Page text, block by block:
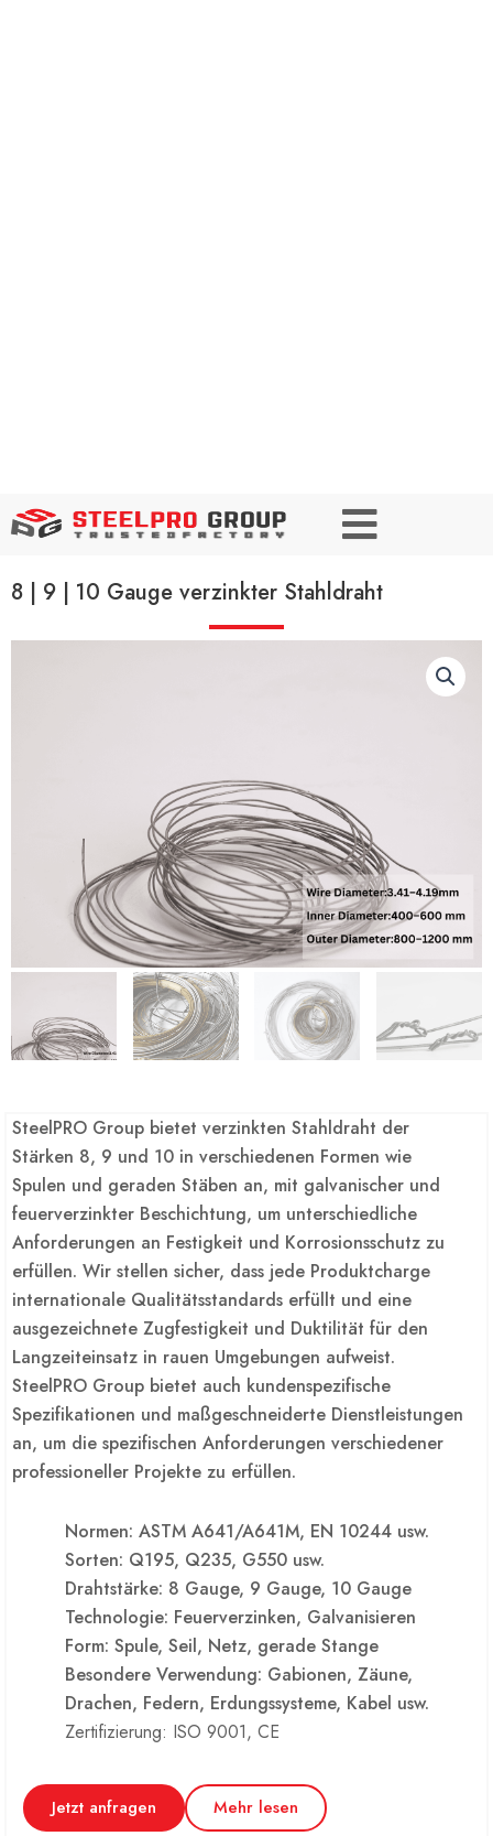
8 | 9 | 10 Gauge verzinkter Stahldraht
SteelPRO Group bietet verzinkten Stahldraht der
Stärken 8, 9 und 10 in verschiedenen Formen wie
Spulen und geraden Stäben an, mit galvanischer und
feuerverzinkter Beschichtung, um unterschiedliche
Anforderungen an Festigkeit und Korrosionsschutz zu
erfüllen. Wir stellen sicher, dass jede Produktcharge
internationale Qualitätsstandards erfüllt und eine
ausgezeichnete Zugfestigkeit und Duktilität für den
Langzeiteinsatz in rauen Umgebungen aufweist.
SteelPRO Group bietet auch kundenspezifische
Spezifikationen und maßgeschneiderte Dienstleistungen
an, um die spezifischen Anforderungen verschiedener
professioneller Projekte zu erfüllen.
Normen: ASTM A641/A641M, EN 10244 usw.
Sorten: Q195, Q235, G550 usw.
Drahtstärke: 8 Gauge, 9 Gauge, 10 Gauge
Technologie: Feuerverzinken, Galvanisieren
Form: Spule, Seil, Netz, gerade Stange
Besondere Verwendung: Gabionen, Zäune,
Drachen, Federn, Erdungssysteme, Kabel usw.
Zertifizierung: ISO 9001, CE
Jetzt anfragen Mehr lesen